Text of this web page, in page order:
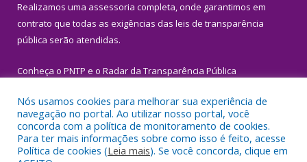
Realizamos uma assessoria completa, onde garantimos em
contrato que todas as exigências das leis de transparência
pública serão atendidas.
Conheça o PNTP e o Radar da Transparência Pública
Todos os direitos reservados a Prefeitura Municipal de Igarapé-
Miri.
Nós usamos cookies para melhorar sua experiência de
navegação no portal. Ao utilizar nosso portal, você
concorda com a política de monitoramento de cookies.
Para ter mais informações sobre como isso é feito, acesse
Política de cookies (Leia mais). Se você concorda, clique em